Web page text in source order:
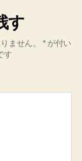
す
ません。 *が付い
す